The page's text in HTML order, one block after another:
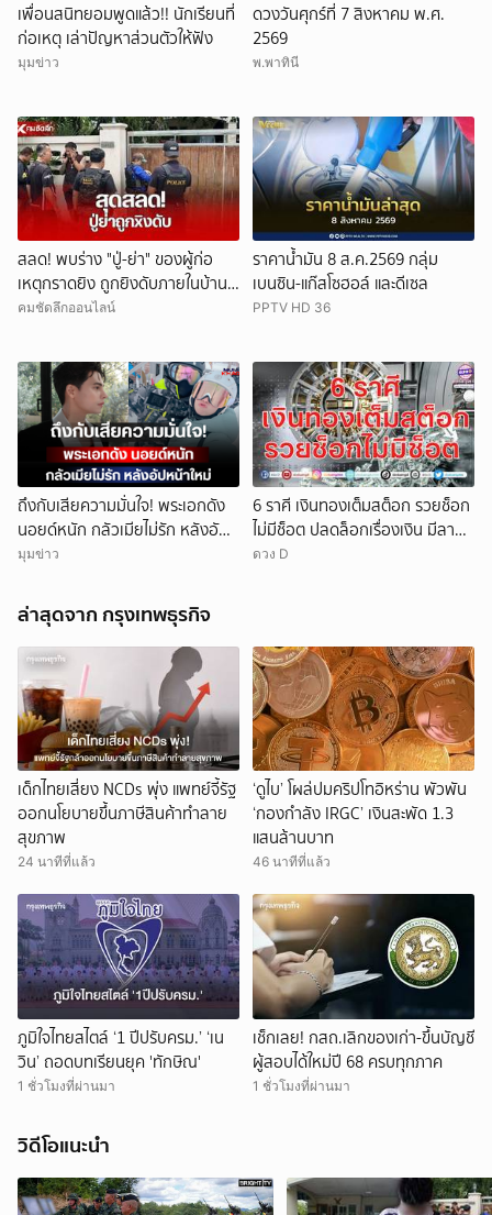
เพื่อนสนิทยอมพูดแล้ว!! นักเรียนที่
ก่อเหตุ เล่าปัญหาส่วนตัวให้ฟัง
มุมข่าว
ดวงวันศุกร์ที่ 7 สิงหาคม พ.ศ.
2569
พ.พาทินี
สลด! พบร่าง "ปู่-ย่า" ของผู้ก่อ
เหตุกราดยิง ถูกยิงดับภายในบ้าน
พัก
คมชัดลึกออนไลน์
ราคาน้ำมัน 8 ส.ค.2569 กลุ่ม
เบนซิน-แก๊สโซฮอล์ และดีเซล
PPTV HD 36
ถึงกับเสียความมั่นใจ! พระเอกดัง
นอยด์หนัก กลัวเมียไม่รัก หลังอัป
หน้าใหม่
มุมข่าว
6 ราศี เงินทองเต็มสต็อก รวยช็อก
ไม่มีช็อต ปลดล็อกเรื่องเงิน มีลาภ
ลอยจ่อคิว
ดวง D
ล่าสุดจาก กรุงเทพธุรกิจ
เด็กไทยเสี่ยง NCDs พุ่ง แพทย์จี้รัฐ
ออกนโยบายขึ้นภาษีสินค้าทำลาย
สุขภาพ
24 นาทีที่แล้ว
‘ดูไบ’ โผล่ปมคริปโทอิหร่าน พัวพัน
‘กองกำลัง IRGC’ เงินสะพัด 1.3
แสนล้านบาท
46 นาทีที่แล้ว
ภูมิใจไทยสไตล์ ‘1 ปีปรับครม.’ ‘เน
วิน’ ถอดบทเรียนยุค 'ทักษิณ'
1 ชั่วโมงที่ผ่านมา
เช็กเลย! กสถ.เลิกของเก่า-ขึ้นบัญชี
ผู้สอบได้ใหม่ปี 68 ครบทุกภาค
1 ชั่วโมงที่ผ่านมา
วิดีโอแนะนำ